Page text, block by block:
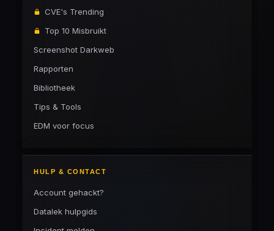
CVE's Trending
Top 10 Misbruikt
Screenshot Darkweb
Rapporten
Bibliotheek
Tips & Tools
EDM voor focus
HULP & CONTACT
Account gehackt?
Datalek hulpgids